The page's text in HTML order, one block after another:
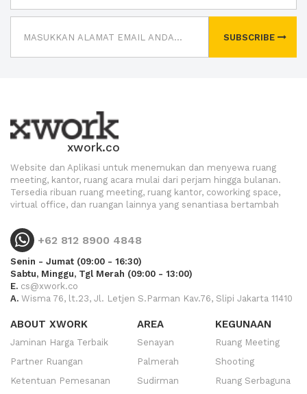
SUBSCRIBE
xwork.co
Website dan Aplikasi untuk menemukan dan menyewa ruang
meeting, kantor, ruang acara mulai dari perjam hingga bulanan.
Tersedia ribuan ruang meeting, ruang kantor, coworking space,
virtual office, dan ruangan lainnya yang senantiasa bertambah
+62 812 8900 4848
Senin - Jumat (09:00 - 16:30)
Sabtu, Minggu, Tgl Merah (09:00 - 13:00)
E. cs@xwork.co
A. Wisma 76, lt.23, Jl. Letjen S.Parman Kav.76, Slipi Jakarta 11410
ABOUT XWORK
Jaminan Harga Terbaik
Partner Ruangan
Ketentuan Pemesanan
AREA
Senayan
Palmerah
Sudirman
KEGUNAAN
Ruang Meeting
Shooting
Ruang Serbaguna